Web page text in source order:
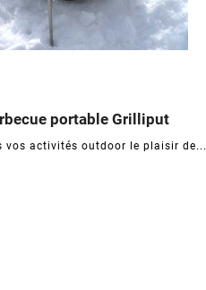
portable Grilliput
vos activités outdoor le plaisir de...
  